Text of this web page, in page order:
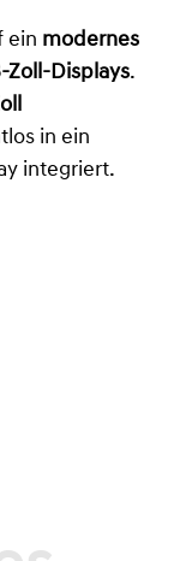
ein modernes
Zoll-Displays.
in ein
integriert.